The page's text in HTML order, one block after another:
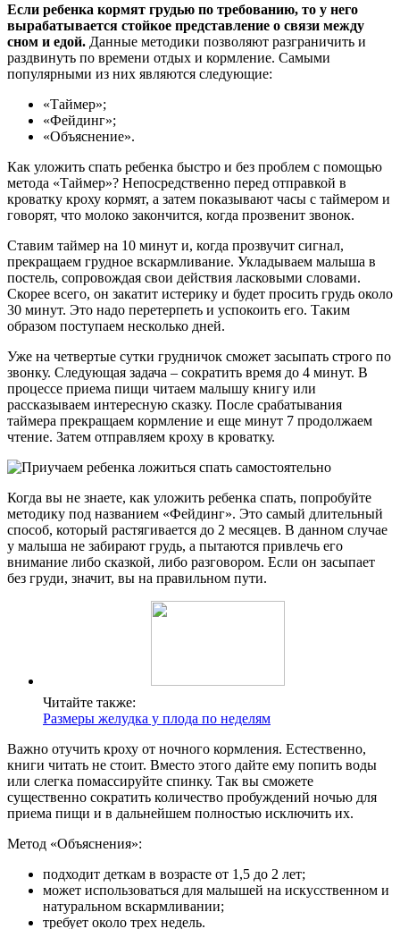
Если ребенка кормят грудью по требованию, то у него
вырабатывается стойкое представление о связи между
сном и едой. Данные методики позволяют разграничить и
раздвинуть по времени отдых и кормление. Самыми
популярными из них являются следующие:
«Таймер»;
«Фейдинг»;
«Объяснение».
Как уложить спать ребенка быстро и без проблем с помощью
метода «Таймер»? Непосредственно перед отправкой в
кроватку кроху кормят, а затем показывают часы с таймером и
говорят, что молоко закончится, когда прозвенит звонок.
Ставим таймер на 10 минут и, когда прозвучит сигнал,
прекращаем грудное вскармливание. Укладываем малыша в
постель, сопровождая свои действия ласковыми словами.
Скорее всего, он закатит истерику и будет просить грудь около
30 минут. Это надо перетерпеть и успокоить его. Таким
образом поступаем несколько дней.
Уже на четвертые сутки грудничок сможет засыпать строго по
звонку. Следующая задача – сократить время до 4 минут. В
процессе приема пищи читаем малышу книгу или
рассказываем интересную сказку. После срабатывания
таймера прекращаем кормление и еще минут 7 продолжаем
чтение. Затем отправляем кроху в кроватку.
Когда вы не знаете, как уложить ребенка спать, попробуйте
методику под названием «Фейдинг». Это самый длительный
способ, который растягивается до 2 месяцев. В данном случае
у малыша не забирают грудь, а пытаются привлечь его
внимание либо сказкой, либо разговором. Если он засыпает
без груди, значит, вы на правильном пути.
Читайте также:
Размеры желудка у плода по неделям
Важно отучить кроху от ночного кормления. Естественно,
книги читать не стоит. Вместо этого дайте ему попить воды
или слегка помассируйте спинку. Так вы сможете
существенно сократить количество пробуждений ночью для
приема пищи и в дальнейшем полностью исключить их.
Метод «Объяснения»:
подходит деткам в возрасте от 1,5 до 2 лет;
может использоваться для малышей на искусственном и
натуральном вскармливании;
требует около трех недель.